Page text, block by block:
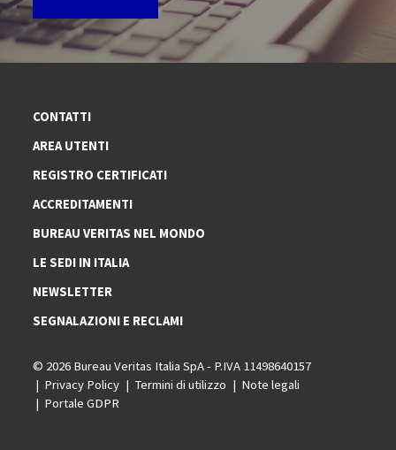
CONTATTI
AREA UTENTI
REGISTRO CERTIFICATI
ACCREDITAMENTI
BUREAU VERITAS NEL MONDO
LE SEDI IN ITALIA
NEWSLETTER
SEGNALAZIONI E RECLAMI
© 2026 Bureau Veritas Italia SpA - P.IVA 11498640157
Privacy Policy
Termini di utilizzo
Note legali
Portale GDPR